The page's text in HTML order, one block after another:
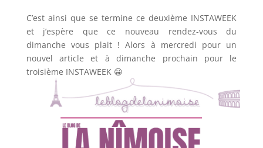
C’est ainsi que se termine ce deuxième INSTAWEEK
et j’espère que ce nouveau rendez-vous du
dimanche vous plait ! Alors à mercredi pour un
nouvel article et à dimanche prochain pour le
troisième INSTAWEEK 😀